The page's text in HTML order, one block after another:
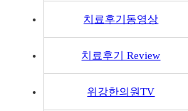
치료후기동영상
치료후기 Review
위강한의원TV